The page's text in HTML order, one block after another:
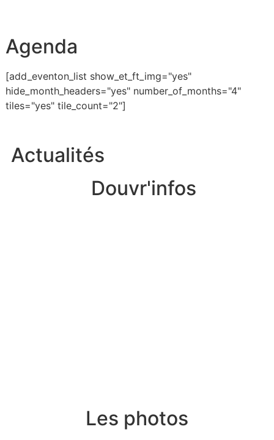
Agenda
[add_eventon_list show_et_ft_img="yes"
hide_month_headers="yes" number_of_months="4"
tiles="yes" tile_count="2"]
Actualités
Douvr'infos
Les photos